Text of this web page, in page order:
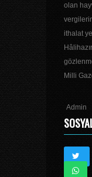
olan
ithalat
Milli
Admin